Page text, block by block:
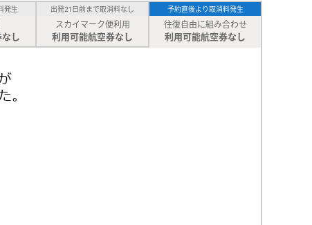
発生
し
出発21日前まで取消料なし
スカイマーク便利用
利用可能航空券なし
予約直後より取消料発生
往復自由に組み合わせ
利用可能航空券なし